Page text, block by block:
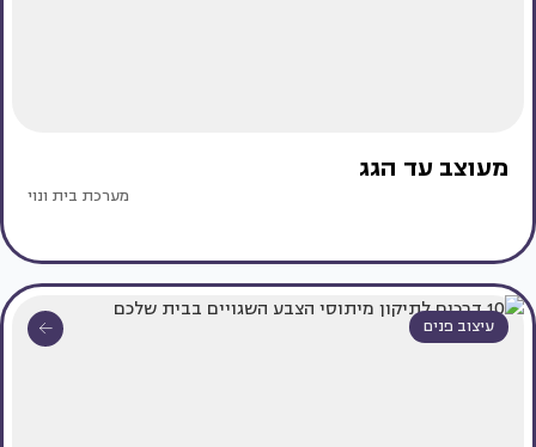
מעוצב עד הגג
מערכת בית ונוי
עיצוב פנים